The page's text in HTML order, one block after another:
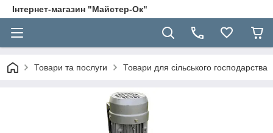
Інтернет-магазин "Майстер-Ок"
Товари та послуги Товари для сільського господарства